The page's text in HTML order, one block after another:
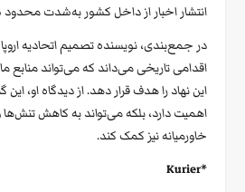
انتشار اخبار از داخل کشور به‌شدت
در جمع‌بندی، نویسنده تصمیم اتحادیه اروپا
اقدامی تاریخی می‌داند که می‌تواند
این نهاد را هدف قرار دهد. از دیدگاه او، این
اهمیت دارد، بلکه می‌تواند به کاهش تنش‌ها
خاورمیانه نیز کمک کند.
*Kurier